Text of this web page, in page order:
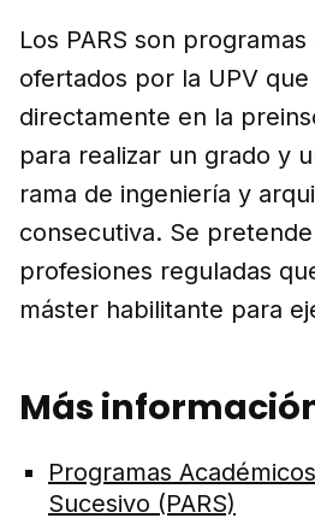
Los PARS son
ofertados por la UPV
directamente en la
para realizar un grado y
rama de ingeniería y
consecutiva. Se
profesiones reguladas
máster habilitante para
Más
Programas
Sucesivo (PARS)